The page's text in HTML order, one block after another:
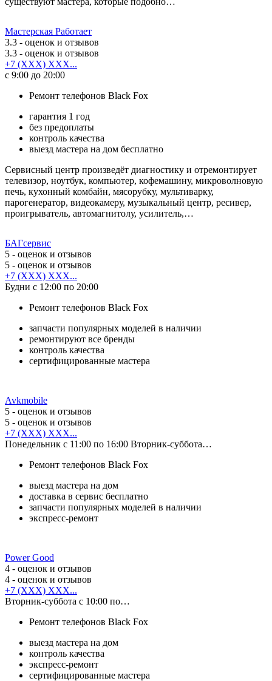
Мастерская Работает
3.3 - оценок и отзывов
3.3 - оценок и отзывов
+7 (XXX) XXX...
с 9:00 до 20:00
Ремонт телефонов Black Fox
гарантия 1 год
без предоплаты
контроль качества
выезд мастера на дом бесплатно
Сервисный центр произведёт диагностику и отремонтирует
телевизор, ноутбук, компьютер, кофемашину, микроволновую
печь, кухонный комбайн, мясорубку, мультиварку,
парогенератор, видеокамеру, музыкальный центр, ресивер,
проигрыватель, автомагнитолу, усилитель,…
БАГсервис
5 - оценок и отзывов
5 - оценок и отзывов
+7 (XXX) XXX...
Будни с 12:00 по 20:00
Ремонт телефонов Black Fox
запчасти популярных моделей в наличии
ремонтируют все бренды
контроль качества
сертифицированные мастера
Avkmobile
5 - оценок и отзывов
5 - оценок и отзывов
+7 (XXX) XXX...
Понедельник с 11:00 по 16:00 Вторник-суббота…
Ремонт телефонов Black Fox
выезд мастера на дом
доставка в сервис бесплатно
запчасти популярных моделей в наличии
экспресс-ремонт
Power Good
4 - оценок и отзывов
4 - оценок и отзывов
+7 (XXX) XXX...
Вторник-суббота с 10:00 по…
Ремонт телефонов Black Fox
выезд мастера на дом
контроль качества
экспресс-ремонт
сертифицированные мастера